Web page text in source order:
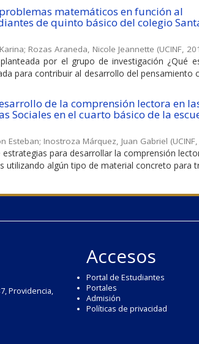
matemáticos en función al
de quinto básico del colegio
; Rozas Araneda, Nicole Jeannette (UCINF,
por el grupo de investigación ¿Qué
para contribuir al desarrollo del pensamiento
de la comprensión lectora en
Sociales en el cuarto básico de la
Esteban; Inostroza Márquez, Juan Gabriel (UCINF
para desarrollar la comprensión
utilizando algún tipo de material concreto para
Providencia,
Accesos
Portal de Estudiantes
Portales
Admisión
Políticas de privacidad